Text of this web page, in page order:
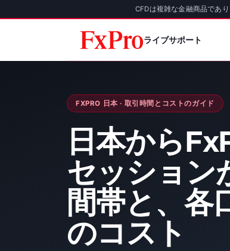
CFDは複雑な金融商品であ
ライブサポート
FXPRO 日本 · 取引時間とコストのガイド
日本から
セッション
間帯と、各
のコスト